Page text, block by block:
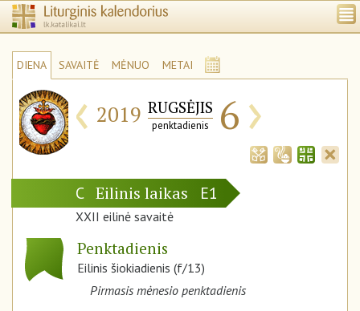
DIENA SAVAITĖ MĖNUO METAI
‹ 2019 RUGSĖJIS
penktadienis 6 ›
C Eilinis laikas E1
XXII eilinė savaitė
Penktadienis
Eilinis šiokiadienis (f/13)
Pirmasis mėnesio penktadienis